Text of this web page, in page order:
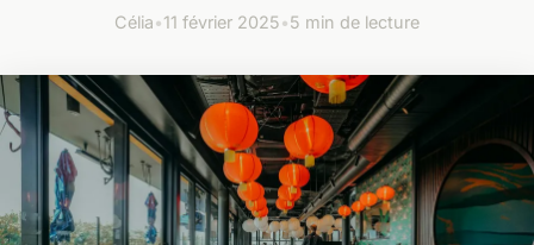
Célia•11 février 2025•5 min de lecture